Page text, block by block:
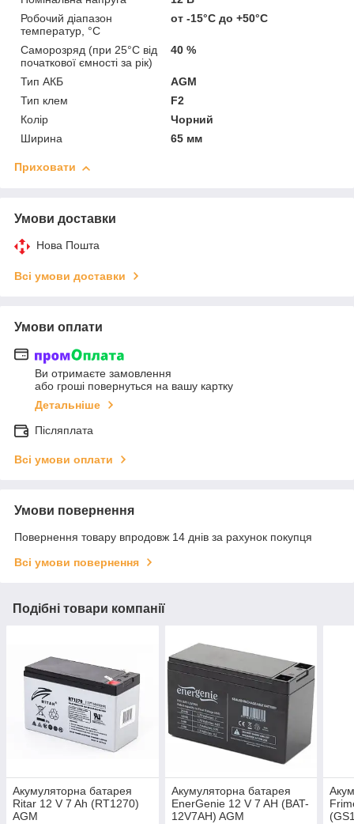
Робочий діапазон
температур, °C
от -15°C до +50°C
Саморозряд (при 25°C від
початкової ємності за рік)
40 %
Тип АКБ
AGM
Тип клем
F2
Колір
Чорний
Ширина
65 мм
Приховати
Умови доставки
Нова Пошта
Всі умови доставки
Умови оплати
Ви отримаєте замовлення
або гроші повернуться на вашу картку
Детальніше
Післяплата
Всі умови оплати
Умови повернення
Повернення товару впродовж 14 днів за рахунок покупця
Всі умови повернення
Подібні товари компанії
Акумуляторна батарея
Ritar 12 V 7 Ah (RT1270)
AGM
Акумуляторна батарея
EnerGenie 12 V 7 AH (BAT-
12V7AH) AGM